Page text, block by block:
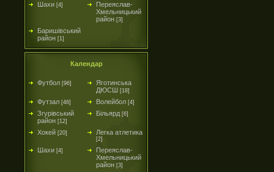
Шахи [4]
Переяслав-
Хмельницький
район [3]
Баришівський
район [1]
Календар
Футбол [96]
Яготинська
ДЮСШ [18]
Футзал [46] Волейбол [4]
Згурівський
район [12]
Більярд [6]
Хокей [20] Легка атлетика
[2]
Шахи [4]
Переяслав-
Хмельницький
район [3]